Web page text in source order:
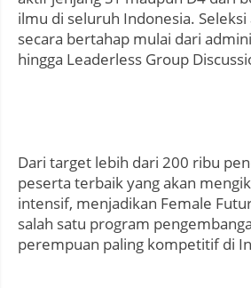
ilmu di seluruh Indonesia.
secara bertahap mulai dari
hingga Leaderless Group
Dari target lebih dari 200 ribu
peserta terbaik yang akan
intensif, menjadikan Female
salah satu program
perempuan paling kompetitif di